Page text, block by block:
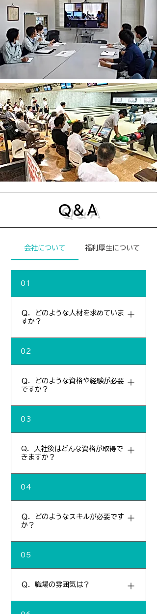
Ｑ＆Ａ
会社について 福利厚生について
01
Ｑ．どのような人材を求めていま
すか？
難しそうな仕事だと考えずに、私たち「ア
気でやる気のある方を社員一同お待ちして
02
Ｑ．どのような資格や経験が必要
ですか？
私たちは、会社を支えるくれる社員一人ひ
して社会生活がおくれるよう、スキルアッ
めの金銭的なサポートも充実していますの
で、無資格や未経験でも問題ありません。
03
Q．入社後はどんな資格が取得で
きますか？
入社後に取得できる資格は努力次第で多岐
術管理士、1級土木施工管理士などがあり
04
Ｑ．どのようなスキルが必要です
か？
業務の大半がパソコンを使用したデスクワ
05
Ｑ．職場の雰囲気は？
男性が7割、女性が3割の比率で新卒からシ